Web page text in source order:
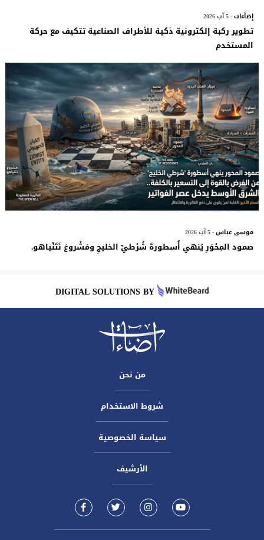
إضآءات- 5 آب 2026
تطوير ركبة إلكترونية ذكية للأطراف الصناعية تتكيف مع حركة
المستخدم
موسى عباس- 5 آب 2026
صمود المِحْوَرِ يُنهي أُسطورةَ شُرْطيِّ الخليجِ ومَشْروعَ نَتَنْياهو.
DIGITAL SOLUTIONS BY
من نحن
شروط الاستخدام
سياسة الخصوصية
الأرشيف